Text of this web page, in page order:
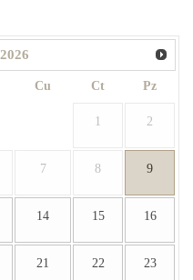
2026
Cu Ct Pz
1 2
7 8 9
14 15 16
21 22 23